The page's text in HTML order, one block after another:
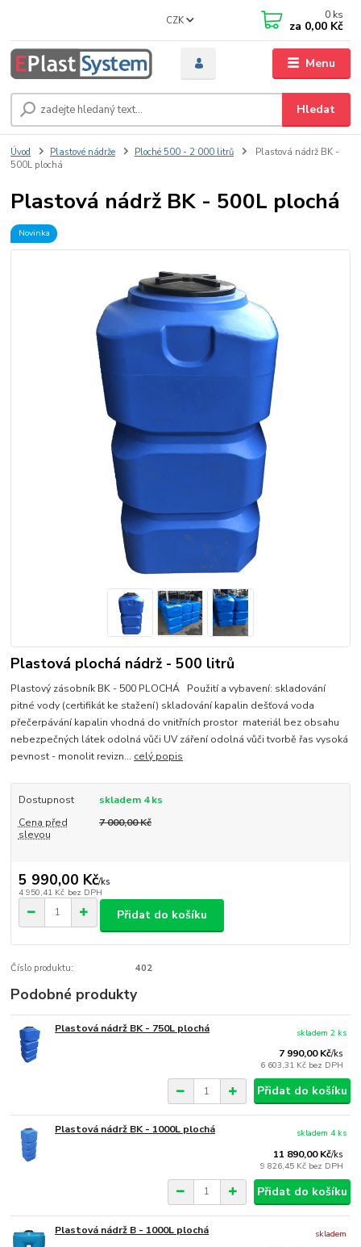
Menu
CZK
Hledat
0 ks
za 0,00 Kč
Úvod Plastové nádrže Ploché 500 - 2 000 litrů
Plastová nádrž BK -
500L plochá
Plastová nádrž BK - 500L plochá
Novinka
Plastová plochá nádrž - 500 litrů
Plastový zásobník BK - 500 PLOCHÁ Použití a vybavení: skladování
pitné vody (certifikát ke stažení) skladování kapalin dešťová voda
přečerpávání kapalin vhodná do vnitřních prostor materiál bez obsahu
nebezpečných látek odolná vůči UV záření odolná vůči tvorbě řas vysoká
pevnost - monolit revizn... celý popis
Dostupnost
skladem 4 ks
Cena před
slevou
7 000,00 Kč
5 990,00 Kč/ks
4 950,41 Kč bez DPH
Přidat do košíku
Číslo produktu: 402
Podobné produkty
Plastová nádrž BK - 750L plochá
7 990,00 Kč/ks
6 603,31 Kč bez DPH
skladem 2 ks
Přidat do košíku
Plastová nádrž BK - 1000L plochá
11 890,00 Kč/ks
9 826,45 Kč bez DPH
skladem 4 ks
Přidat do košíku
Plastová nádrž B - 1000L plochá
skladem